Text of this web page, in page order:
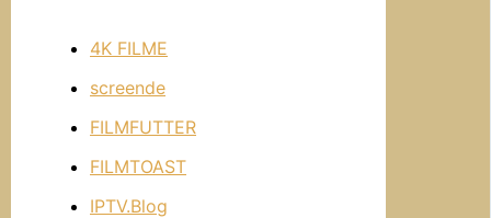
4K FILME
screende
FILMFUTTER
FILMTOAST
IPTV.Blog